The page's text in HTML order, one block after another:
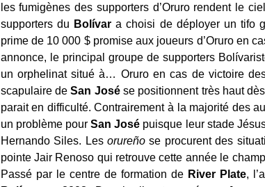
les fumigènes des supporters d’Oruro rendent le
supporters du Bolívar a choisi de déployer un tifo
prime de 10 000 $ promise aux joueurs d’Oruro en
annonce, le principal groupe de supporters
un orphelinat situé à… Oruro en cas de victoire
scapulaire deSan Josése positionnent très haut
parait en difficulté. Contrairement à la majorité des
un problème pourSan José puisque leur stade
Hernando Siles. Les orureñose procurent des
pointe Jair Renoso qui retrouve cette année le
Passé par le centre de formation de River Plate,